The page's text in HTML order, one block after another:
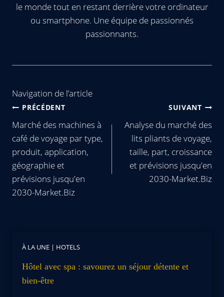
le monde tout en restant derrière votre ordinateur
ou smartphone. Une équipe de passionnés
passionnants.
Navigation de l’article
PRÉCÉDENT
Marché des machines à
café de voyage par type,
produit, application,
géographie et
prévisions jusqu'en
2030-Market.Biz
SUIVANT
Analyse du marché des
lits pliants de voyage,
taille, part, croissance
et prévisions jusqu'en
2030-Market.Biz
À LA UNE | HOTELS
Hôtel avec spa : savourez un séjour détente et
bien-être